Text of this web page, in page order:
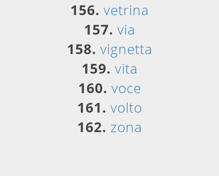
156. vetrina
157. via
158. vignetta
159. vita
160. voce
161. volto
162. zona